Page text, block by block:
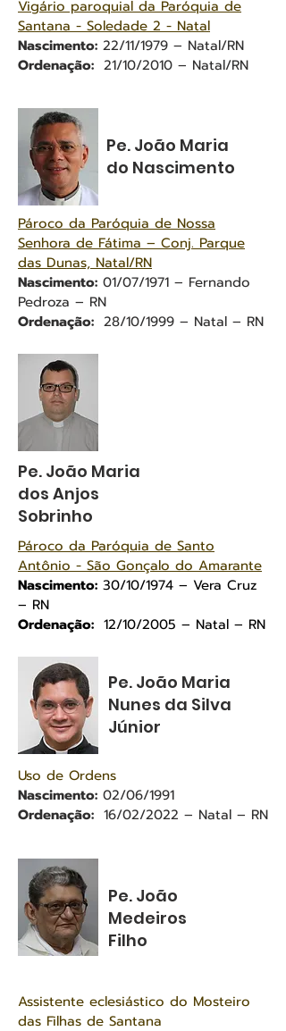
Vigário paroquial da Paróquia de
Santana - Soledade 2 - Natal
Nascimento: 22/11/1979 – Natal/RN
Ordenação: 21/10/2010 – Natal/RN
Pe. João Maria
do Nascimento
Pároco da Paróquia de Nossa
Senhora de Fátima – Conj. Parque
das Dunas, Natal/RN
Nascimento: 01/07/1971 – Fernando
Pedroza – RN
Ordenação: 28/10/1999 – Natal – RN
Pe. João Maria
dos Anjos
Sobrinho
Pároco da Paróquia de Santo
Antônio - São Gonçalo do Amarante
Nascimento: 30/10/1974 – Vera Cruz
– RN
Ordenação: 12/10/2005 – Natal – RN
Pe. João Maria
Nunes da Silva
Júnior
Uso de Ordens
Nascimento: 02/06/1991
Ordenação: 16/02/2022 – Natal – RN
Pe. João
Medeiros
Filho
Assistente eclesiástico do Mosteiro
das Filhas de Santana